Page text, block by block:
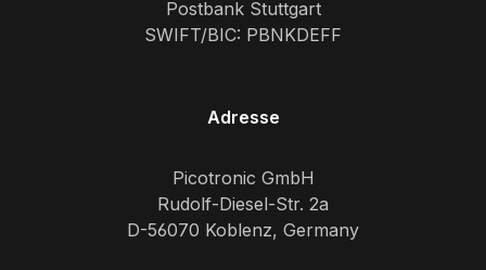
Postbank Stuttgart
SWIFT/BIC: PBNKDEFF
Adresse
Picotronic GmbH
Rudolf-Diesel-Str. 2a
D-56070 Koblenz, Germany